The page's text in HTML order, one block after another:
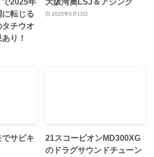
転じる
チウオ
り！
2025年5月13日
サビキ
21スコーピオンMD300XG
のドラグサウンドチューン